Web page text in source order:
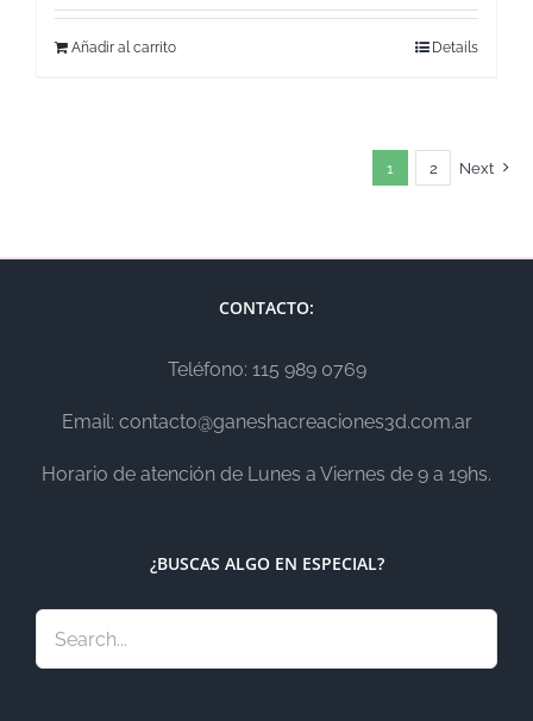
Añadir al carrito Details
1 2 Next
CONTACTO:
Teléfono: 115 989 0769
Email: contacto@ganeshacreaciones3d.com.ar
Horario de atención de Lunes a Viernes de 9 a 19hs.
¿BUSCAS ALGO EN ESPECIAL?